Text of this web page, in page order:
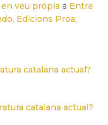
veu pròpia a Entre
Edicions Proa,
catalana actual?
catalana actual?